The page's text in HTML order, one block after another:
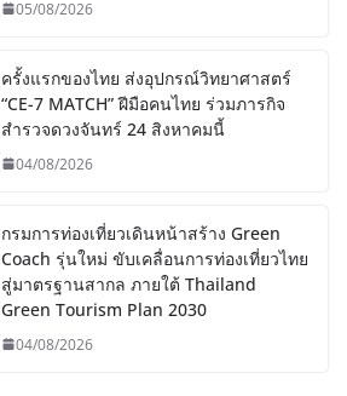
05/08/2026
ครั้งแรกของไทย ส่งอุปกรณ์วิทยาศาสตร์
“CE-7 MATCH” ฝีมือคนไทย ร่วมภารกิจ
สำรวจดวงจันทร์ 24 สิงหาคมนี้
04/08/2026
กรมการท่องเที่ยวเดินหน้าสร้าง Green
Coach รุ่นใหม่ ขับเคลื่อนการท่องเที่ยวไทย
สู่มาตรฐานสากล ภายใต้ Thailand
Green Tourism Plan 2030
04/08/2026